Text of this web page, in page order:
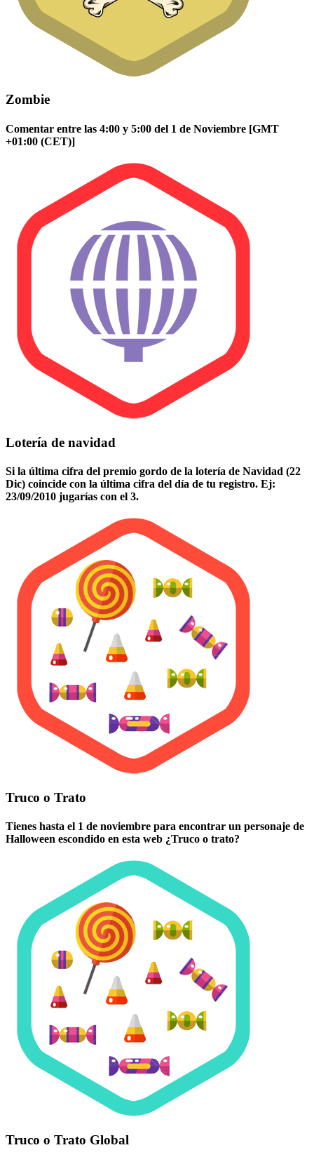
Zombie
Comentar entre las 4:00 y 5:00 del 1 de Noviembre [GMT
+01:00 (CET)]
Lotería de navidad
Si la última cifra del premio gordo de la lotería de Navidad (22
Dic) coincide con la última cifra del día de tu registro. Ej:
23/09/2010 jugarías con el 3.
Truco o Trato
Tienes hasta el 1 de noviembre para encontrar un personaje de
Halloween escondido en esta web ¿Truco o trato?
Truco o Trato Global